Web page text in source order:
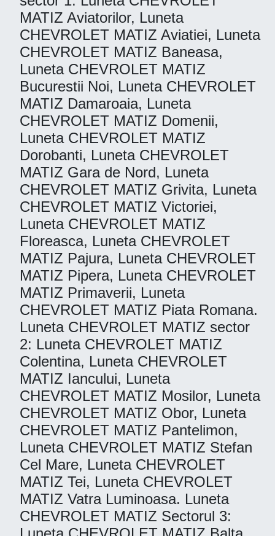
MATIZ Aviatorilor, Luneta
CHEVROLET MATIZ Aviatiei, Luneta
CHEVROLET MATIZ Baneasa,
Luneta CHEVROLET MATIZ
Bucurestii Noi, Luneta CHEVROLET
MATIZ Damaroaia, Luneta
CHEVROLET MATIZ Domenii,
Luneta CHEVROLET MATIZ
Dorobanti, Luneta CHEVROLET
MATIZ Gara de Nord, Luneta
CHEVROLET MATIZ Grivita, Luneta
CHEVROLET MATIZ Victoriei,
Luneta CHEVROLET MATIZ
Floreasca, Luneta CHEVROLET
MATIZ Pajura, Luneta CHEVROLET
MATIZ Pipera, Luneta CHEVROLET
MATIZ Primaverii, Luneta
CHEVROLET MATIZ Piata Romana.
Luneta CHEVROLET MATIZ sector
2: Luneta CHEVROLET MATIZ
Colentina, Luneta CHEVROLET
MATIZ Iancului, Luneta
CHEVROLET MATIZ Mosilor, Luneta
CHEVROLET MATIZ Obor, Luneta
CHEVROLET MATIZ Pantelimon,
Luneta CHEVROLET MATIZ Stefan
Cel Mare, Luneta CHEVROLET
MATIZ Tei, Luneta CHEVROLET
MATIZ Vatra Luminoasa. Luneta
CHEVROLET MATIZ Sectorul 3: